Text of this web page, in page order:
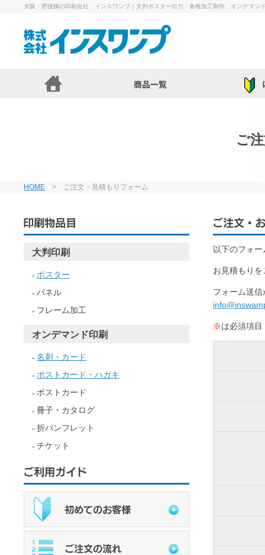
大阪・肥後橋の印刷会社 インスワンプ｜大判ポスター出力・各種加工制作、オンデマン
ご
HOME > ご注文・見積もりフォーム
以下のフォ
お見積もり
フォーム送
※は必須項目
大判印刷
» ポスター
» パネル
» フレーム加工
オンデマンド印刷
» 名刺・カード
» ポストカード・ハガキ
» ポストカード
» 冊子・カタログ
» 折パンフレット
» チケット